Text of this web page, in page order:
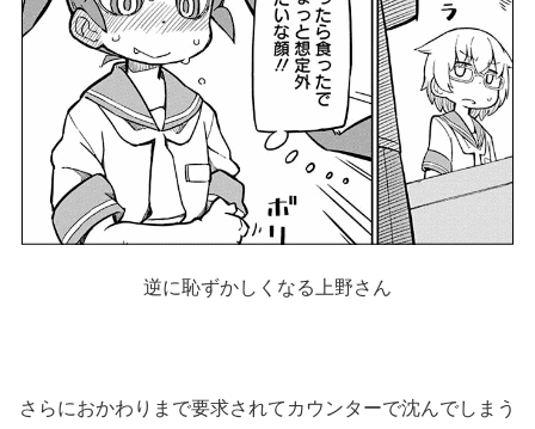
逆に恥ずかしくなる上野さん
さらにおかわりまで要求されてカウンターで沈んでしまう